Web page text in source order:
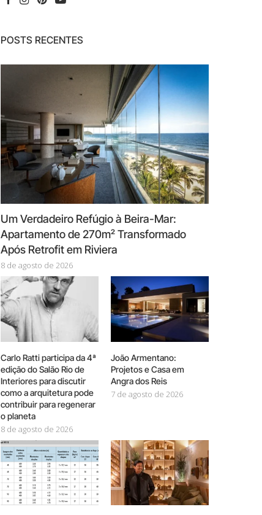
POSTS RECENTES
Um Verdadeiro Refúgio à Beira-Mar:
Apartamento de 270m² Transformado
Após Retrofit em Riviera
8 de agosto de 2026
Carlo Ratti participa da 4ª
edição do Salão Rio de
Interiores para discutir
como a arquitetura pode
contribuir para regenerar
o planeta
8 de agosto de 2026
João Armentano:
Projetos e Casa em
Angra dos Reis
7 de agosto de 2026